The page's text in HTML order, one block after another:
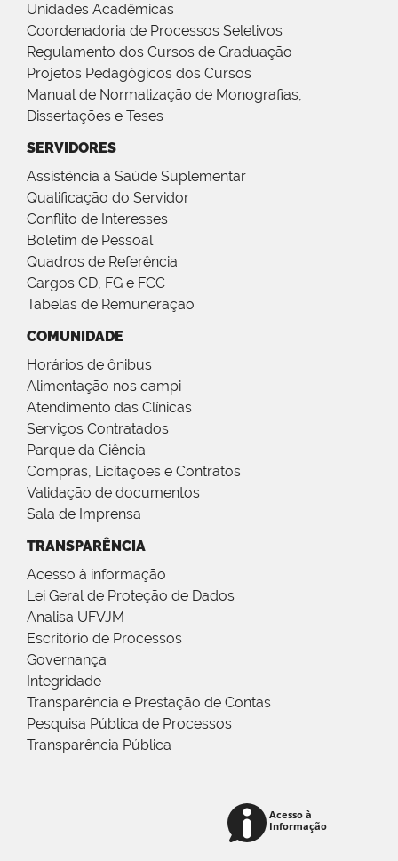
Unidades Acadêmicas
Coordenadoria de Processos Seletivos
Regulamento dos Cursos de Graduação
Projetos Pedagógicos dos Cursos
Manual de Normalização de Monografias,
Dissertações e Teses
SERVIDORES
Assistência à Saúde Suplementar
Qualificação do Servidor
Conflito de Interesses
Boletim de Pessoal
Quadros de Referência
Cargos CD, FG e FCC
Tabelas de Remuneração
COMUNIDADE
Horários de ônibus
Alimentação nos campi
Atendimento das Clínicas
Serviços Contratados
Parque da Ciência
Compras, Licitações e Contratos
Validação de documentos
Sala de Imprensa
TRANSPARÊNCIA
Acesso à informação
Lei Geral de Proteção de Dados
Analisa UFVJM
Escritório de Processos
Governança
Integridade
Transparência e Prestação de Contas
Pesquisa Pública de Processos
Transparência Pública